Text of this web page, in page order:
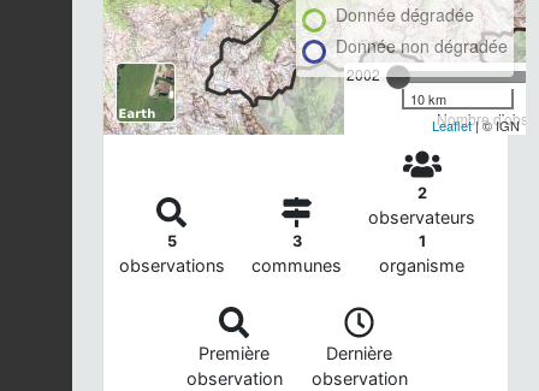
2002
Nombre
Donnée dégradée
Donnée non dégradée
10 km
Leaflet| © IGN
5
observations
3
communes
2
observateurs
1
organisme
Première
observation
Dernière
observation